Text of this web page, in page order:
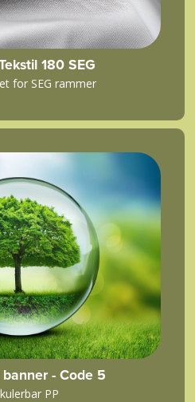
180 SEG
for SEG rammer
- Code 5
PP